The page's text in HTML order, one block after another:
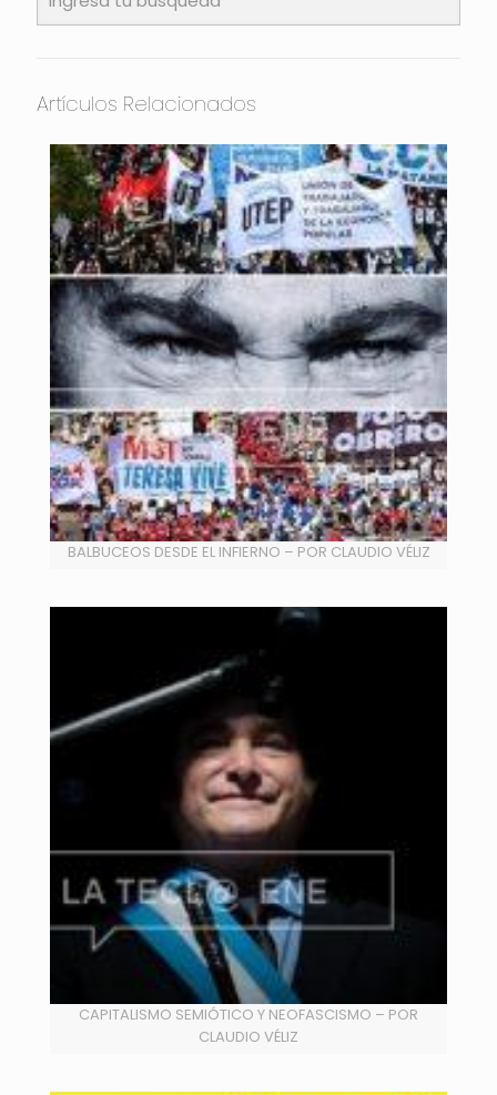
Artículos Relacionados
BALBUCEOS DESDE EL INFIERNO – POR CLAUDIO VÉLIZ
CAPITALISMO SEMIÓTICO Y NEOFASCISMO – POR
CLAUDIO VÉLIZ